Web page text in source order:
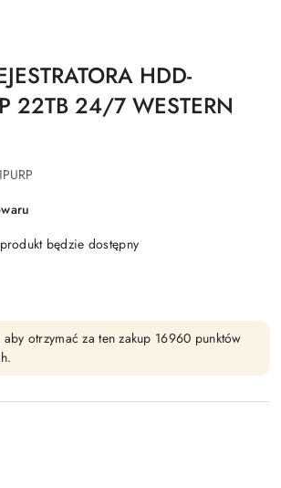
HDD-
22TB 24/7 WESTERN
będzie dostępny
otrzymać za ten zakup 16960 punktów